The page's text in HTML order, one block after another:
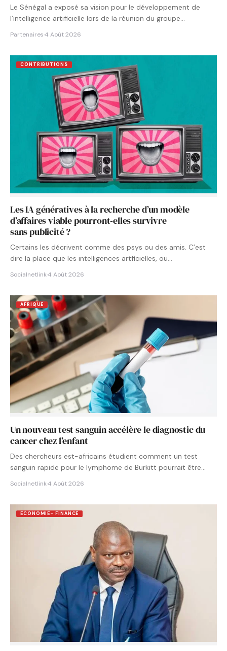
Le Sénégal a exposé sa vision pour le développement de
l’intelligence artificielle lors de la réunion du groupe…
Partenaires·4 Août 2026
CONTRIBUTIONS
Les IA génératives à la recherche d’un modèle
d’affaires viable pourront‑elles survivre
sans publicité ?
Certains les décrivent comme des psys ou des amis. C’est
dire la place que les intelligences artficielles, ou…
Socialnetlink·4 Août 2026
AFRIQUE
Un nouveau test sanguin accélère le diagnostic du
cancer chez l’enfant
Des chercheurs est-africains étudient comment un test
sanguin rapide pour le lymphome de Burkitt pourrait être
Socialnetlink·4 Août 2026
ECONOMIE- FINANCE